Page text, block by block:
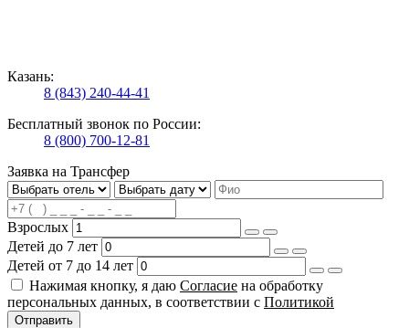
Казань:
8 (843) 240-44-41
Бесплатный звонок по России:
8 (800) 700-12-81
Заявка на Трансфер
Взрослых
Детей до 7 лет
Детей от 7 до 14 лет
Нажимая кнопку, я даю Согласие на обработку
персональных данных, в соответствии с Политикой
Отправить